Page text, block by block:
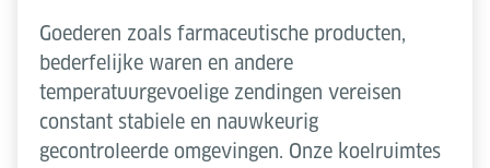
Goederen zoals farmaceutische producten,
bederfelijke waren en andere
temperatuurgevoelige zendingen vereisen
constant stabiele en nauwkeurig
gecontroleerde omgevingen. Onze koelruimtes